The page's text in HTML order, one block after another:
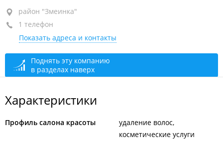
район "Змеинка", ул. Калинина, 264
2-й этаж, каб. 213
+7 914 343-72-66
закрыто, откроется в 09:00
район "Змеинка"
1 телефон
Показать адреса и контакты
Поднять эту компанию
в разделах наверх
Характеристики
Профиль салона красоты
удаление волос
косметические услуги